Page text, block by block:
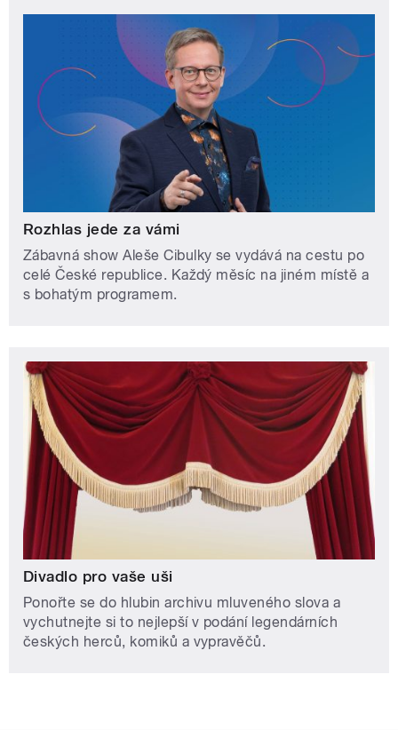
Rozhlas jede za vámi
Zábavná show Aleše Cibulky se vydává na cestu po
celé České republice. Každý měsíc na jiném místě a
s bohatým programem.
Divadlo pro vaše uši
Ponořte se do hlubin archivu mluveného slova a
vychutnejte si to nejlepší v podání legendárních
českých herců, komiků a vypravěčů.